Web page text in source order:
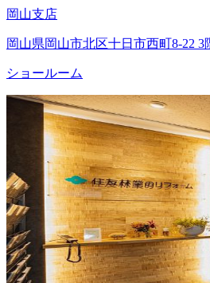
岡山支店
岡山県岡山市北区十日市西町8-22 3
ショールーム